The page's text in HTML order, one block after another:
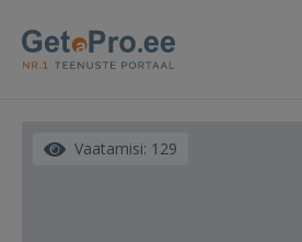
Vaatamisi: 129